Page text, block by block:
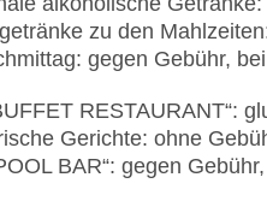
zu den
gegen Gebühr,
RESTAURANT“:
Gerichte: ohne
BAR“: gegen